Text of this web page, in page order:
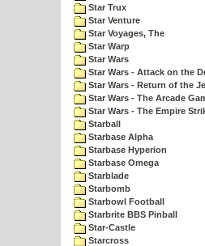
Star Trux
Star Venture
Star Voyages, The
Star Warp
Star Wars
Star Wars - Attack on the
Star Wars - Return of the
Star Wars - The Arcade
Star Wars - The Empire
Starball
Starbase Alpha
Starbase Hyperion
Starbase Omega
Starblade
Starbomb
Starbowl Football
Starbrite BBS Pinball
Star-Castle
Starcross